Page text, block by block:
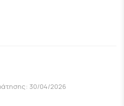
30/04/2026